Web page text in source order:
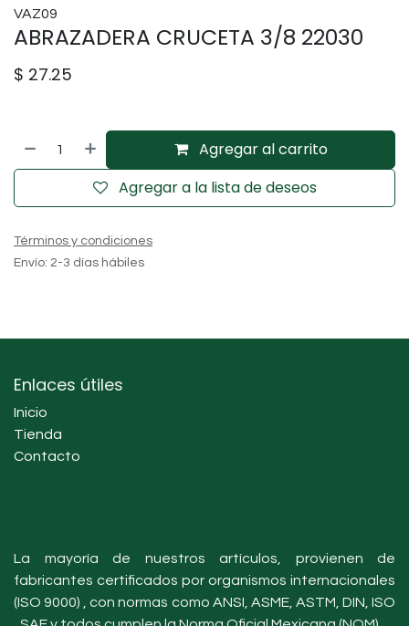
VAZ09
ABRAZADERA CRUCETA 3/8 22030
$ 27.25
Agregar al carrito
Agregar a la lista de deseos
Términos y condiciones
Envío: 2-3 días hábiles
Enlaces útiles
Inicio
Tienda
Contacto
La mayoría de nuestros artículos, provienen de
fabricantes certificados por organismos internacionales
(ISO 9000) , con normas como ANSI, ASME, ASTM, DIN, ISO